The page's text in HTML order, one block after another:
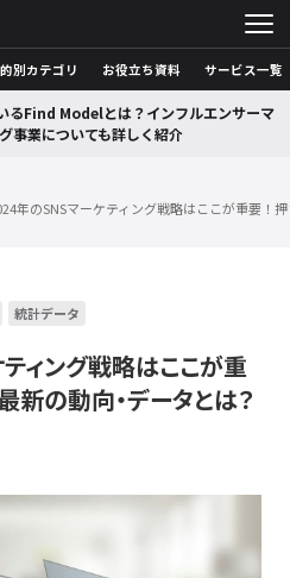
別カテゴリ お役立ち資料 サービス一覧
るFind Modelとは？インフルエンサーマ
事業についても詳しく紹介
年のSNSマーケティング戦略はここが重要！
統計データ
ィング戦略はここが重
新の動向・データとは？